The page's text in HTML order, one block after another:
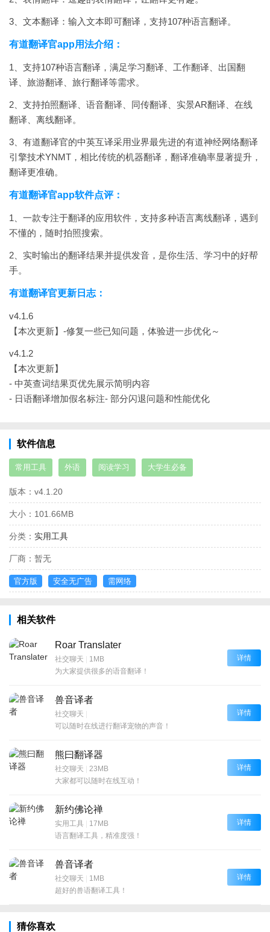
3、 文本翻译：输入文本即可翻译，支持107种语言翻译。
有道翻译官app用法介绍：
1、支持107种语言翻译，满足学习翻译、工作翻译、出国翻
译、旅游翻译、旅行翻译等需求。
2、 支持拍照翻译、语音翻译、同传翻译、实景AR翻译、在线
翻译、离线翻译。
3、 有道翻译官的中英互译采用业界最先进的有道神经网络翻译
引擎技术YNMT，相比传统的机器翻译，翻译准确率显著提升，
翻译更准确。
有道翻译官app软件点评：
1、一款专注于翻译的应用软件，支持多种语言离线翻译，遇到
不懂的，随时拍照搜索。
2、 实时输出的翻译结果并提供发音，是你生活、学习中的好帮
手。
有道翻译官更新日志：
v4.1.6
【本次更新】 -修复一些已知问题，体验进一步优化～
v4.1.2
【本次更新】
- 中英查词结果页优先展示简明内容
- 日语翻译增加假名标注- 部分闪退问题和性能优化
软件信息
常用工具 外语 阅读学习 大学生必备
版本： v4.1.20
大小： 101.66MB
分类： 实用工具
厂商： 暂无
官方版 安全无广告 需网络
相关软件
Roar Translater
社交聊天 | 1MB
为大家提供很多的语音翻译！
详情
兽音译者
社交聊天 |
可以随时在线进行翻译宠物的声音！
详情
熊曰翻译器
社交聊天 | 23MB
大家都可以随时在线互动！
详情
新约佛论禅
实用工具 | 17MB
语言翻译工具，精准度强！
详情
兽音译者
社交聊天 | 1MB
超好的兽语翻译工具！
详情
猜你喜欢